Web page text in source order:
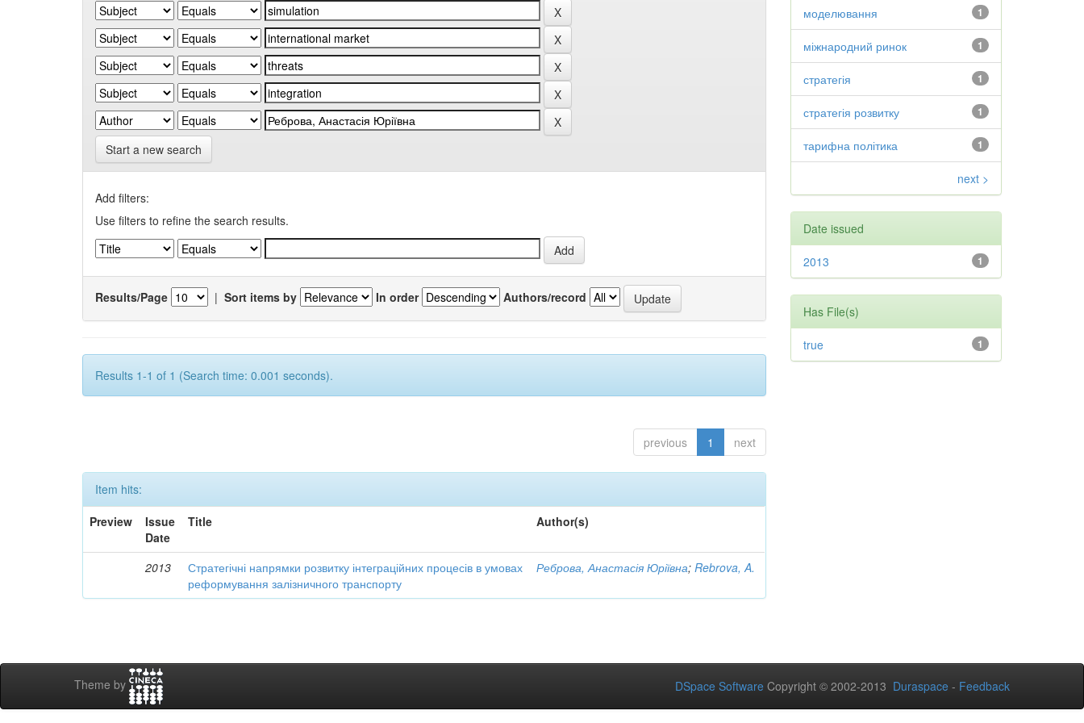
Start a new search
Add filters:
Use filters to refine the search results.
Results/Page | Sort items by In order Authors/record
Results 1-1 of 1 (Search time: 0.001 seconds).
previous 1 next
Item hits:
Preview
Issue
Date
Title Author(s)
2013
Стратегічні напрямки розвитку інтеграційних процесів в умовах
реформування залізничного транспорту
Реброва, Анастасія Юріївна;Rebrova, A.
1
моделювання
1
міжнародний ринок
1
стратегія
1
стратегія розвитку
1
тарифна політика
next >
Date issued
1
2013
Has File(s)
1
true
Theme by DSpace Software Copyright © 2002-2013 Duraspace - Feedback